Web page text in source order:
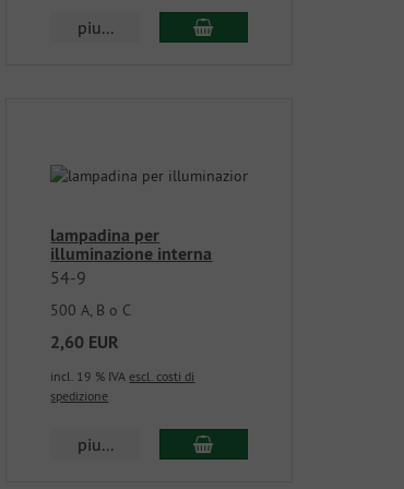
piu...
lampadina per
illuminazione interna
54-9
500 A, B o C
2,60 EUR
incl. 19 % IVA escl. costi di
spedizione
piu...